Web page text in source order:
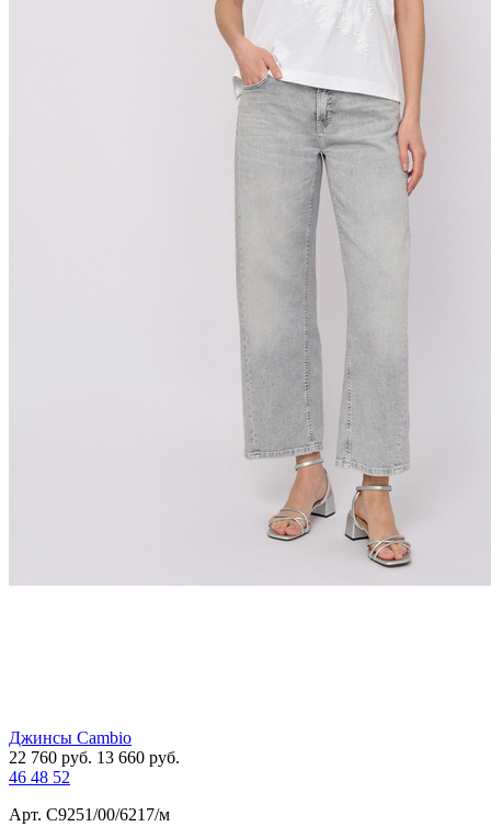
Джинсы Cambio
22 760 руб. 13 660 руб.
46 48 52
Арт. С9251/00/6217/м